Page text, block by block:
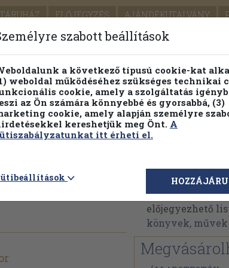
ELŐJEGYZÉS AJÁNDÉKUTALVÁNY
PILLANATNYI ÁRAINK FENNTARTHATÓ
Részletes kereső Témaköri fa
Tüskés Tibor
Tüskés Tibor
előjegyezhető
könyvek, művek
szabott beállítások
a következő típusú cookie-kat
weboldal működéséhez szükséges technikai
cookie, amely a szolgáltatás
az Ön számára könnyebbé és gyorsabbá, (3)
cookie, amely alapján személyre
kereshetjük meg Önt. A
itt érheti el.